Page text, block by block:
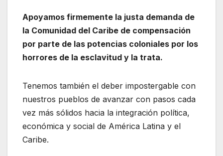
Apoyamos firmemente la justa demanda de
la Comunidad del Caribe de compensación
por parte de las potencias coloniales por los
horrores de la esclavitud y la trata.
Tenemos también el deber impostergable con
nuestros pueblos de avanzar con pasos cada
vez más sólidos hacia la integración política,
económica y social de América Latina y el
Caribe.